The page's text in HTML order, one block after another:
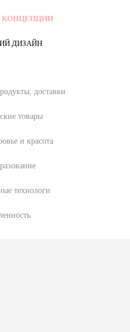
КОНЦЕПЦИИ
ДИЗАЙН
доставки
товары
и красота
технологи